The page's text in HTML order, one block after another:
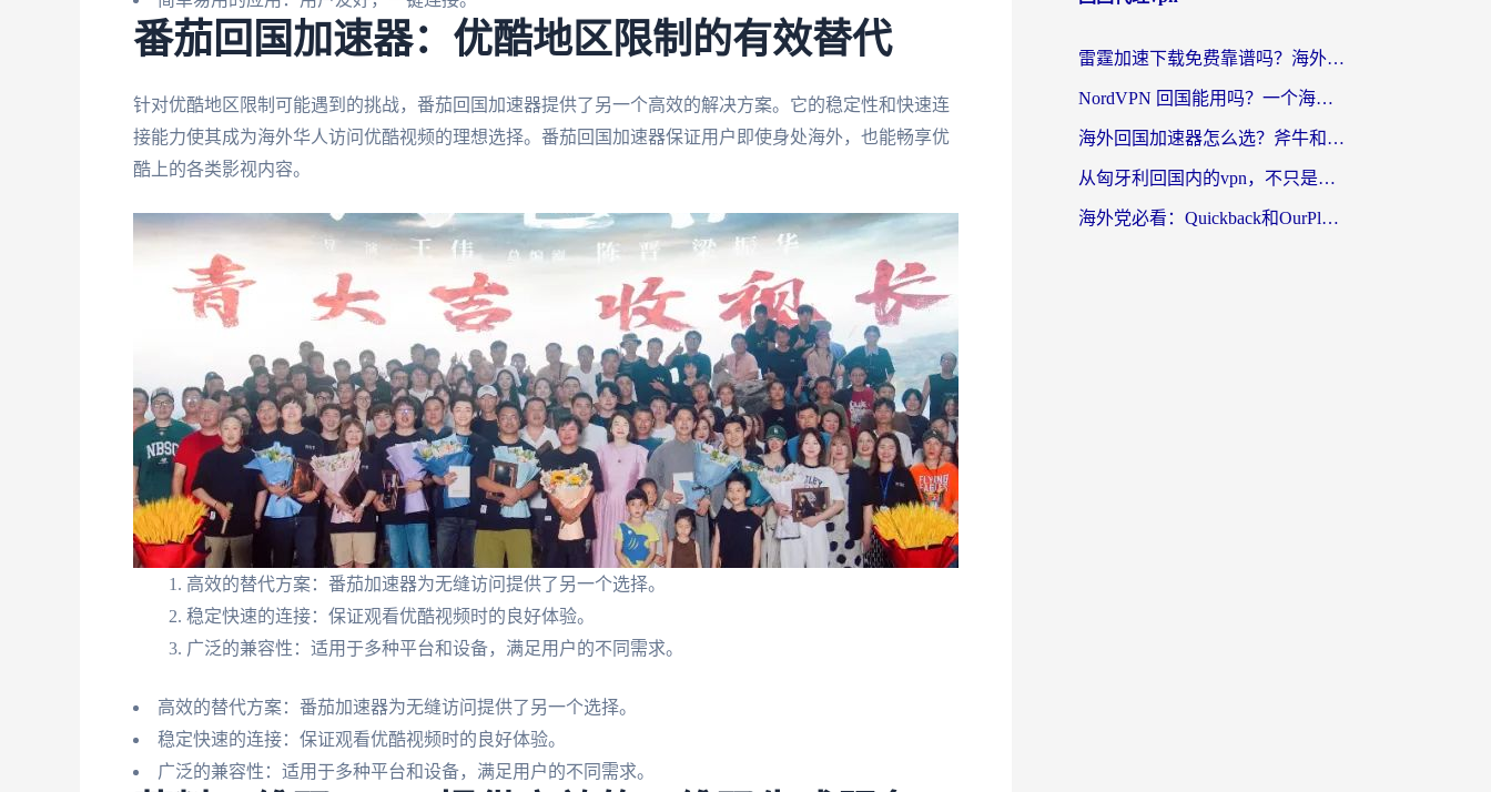
番茄回国加速器：优酷地区限制的有效替代
针对优酷地区限制可能遇到的挑战，番茄回国加速器提供了另一个高效的解决方案。它的稳定性和快速连
接能力使其成为海外华人访问优酷视频的理想选择。番茄回国加速器保证用户即使身处海外，也能畅享优
酷上的各类影视内容。
高效的替代方案：番茄加速器为无缝访问提供了另一个选择。
稳定快速的连接：保证观看优酷视频时的良好体验。
广泛的兼容性：适用于多种平台和设备，满足用户的不同需求。
高效的替代方案：番茄加速器为无缝访问提供了另一个选择。
稳定快速的连接：保证观看优酷视频时的良好体验。
广泛的兼容性：适用于多种平台和设备，满足用户的不同需求。
雷霆加速下载免费靠谱吗？海外党选回国加速器的避坑指南（附热门工具对比）
NordVPN 回国能用吗？一个海外用户必须面对的真实困境
海外回国加速器怎么选？斧牛和海龟哪个好？一篇帮你避开坑的实用指南
从匈牙利回国内的vpn，不只是为了刷剧那么简单
海外党必看：Quickback和OurPlay好用吗？3分钟选对回国加速器，无缝刷剧玩游戏